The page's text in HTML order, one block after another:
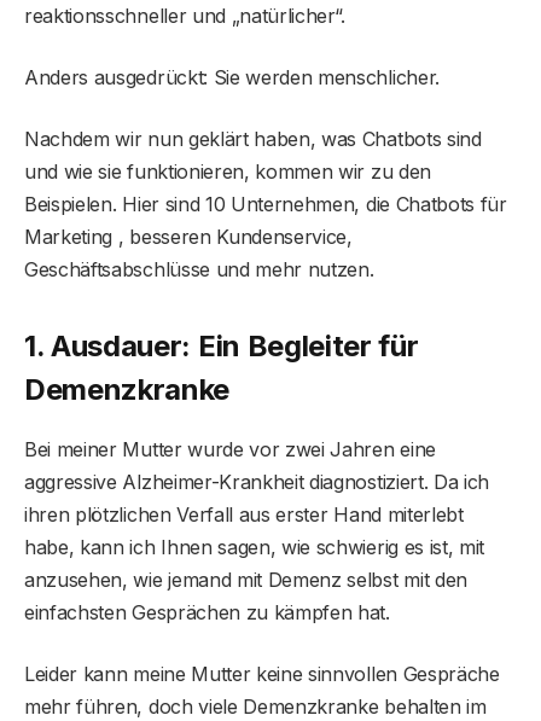
reaktionsschneller und „natürlicher“.
Anders ausgedrückt: Sie werden menschlicher.
Nachdem wir nun geklärt haben, was Chatbots sind
und wie sie funktionieren, kommen wir zu den
Beispielen. Hier sind 10 Unternehmen, die Chatbots für
Marketing , besseren Kundenservice,
Geschäftsabschlüsse und mehr nutzen.
1. Ausdauer: Ein Begleiter für
Demenzkranke
Bei meiner Mutter wurde vor zwei Jahren eine
aggressive Alzheimer-Krankheit diagnostiziert. Da ich
ihren plötzlichen Verfall aus erster Hand miterlebt
habe, kann ich Ihnen sagen, wie schwierig es ist, mit
anzusehen, wie jemand mit Demenz selbst mit den
einfachsten Gesprächen zu kämpfen hat.
Leider kann meine Mutter keine sinnvollen Gespräche
mehr führen, doch viele Demenzkranke behalten im